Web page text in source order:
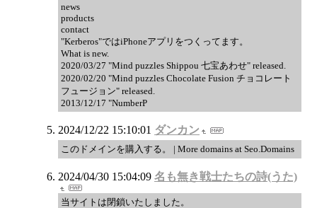
news
products
contact
"Kerberos"ではiPhoneアプリをつくってます。
What is new.
2020/03/27 "Mind puzzles Shippou 七宝あわせ" released.
2020/02/20 "Mind puzzles Chocolate Fusion チョコレート
フュージョン" released.
2013/12/17 "NumberP
2024/12/22 15:10:01 ダンカン
このドメインを購入する。 | More domains at Seo.Domains
2024/04/30 15:04:09 名も無き戦士たちの詩(うた)
当サイトは閉鎖いたしました。